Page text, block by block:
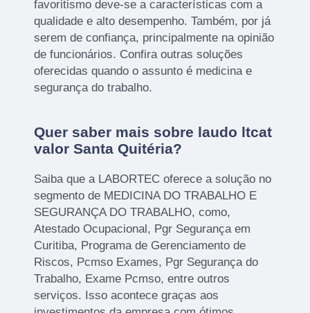
favoritismo deve-se a características com a
qualidade e alto desempenho. Também, por já
serem de confiança, principalmente na opinião
de funcionários. Confira outras soluções
oferecidas quando o assunto é medicina e
segurança do trabalho.
Quer saber mais sobre laudo ltcat
valor Santa Quitéria?
Saiba que a LABORTEC oferece a solução no
segmento de MEDICINA DO TRABALHO E
SEGURANÇA DO TRABALHO, como,
Atestado Ocupacional, Pgr Segurança em
Curitiba, Programa de Gerenciamento de
Riscos, Pcmso Exames, Pgr Segurança do
Trabalho, Exame Pcmso, entre outros
serviços. Isso acontece graças aos